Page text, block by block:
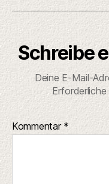
Schreibe
Deine E-Mail-
Kommentar *